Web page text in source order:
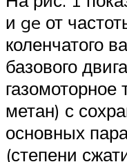
и ge от
коленчатого
базового
газомоторное
метан) с
основных
(степени